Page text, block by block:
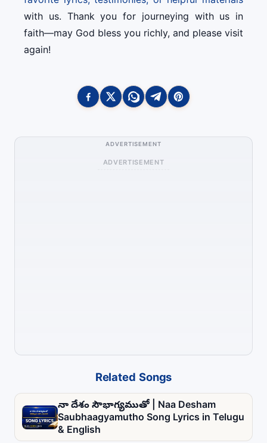
with us. Thank you for journeying with us in
faith—may God bless you richly, and please visit
again!
ADVERTISEMENT
ADVERTISEMENT
Related Songs
నా దేశం సౌభాగ్యముతో | Naa Desham
Saubhaagyamutho Song Lyrics in Telugu
& English